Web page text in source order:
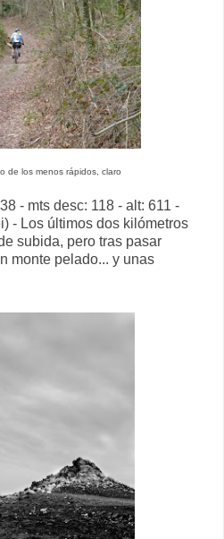
de los menos rápidos, claro
- mts desc: 118 - alt: 611 -
- Los últimos dos kilómetros
subida, pero tras pasar
monte pelado... y unas